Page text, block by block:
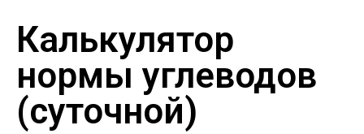
Калькулятор
нормы углеводов
(суточной)